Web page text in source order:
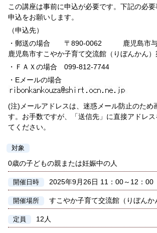
この講座は事前に申込が必要です。下記の必要
申込をお願いします。
（申込先）
・郵送の場合 〒890-0062 鹿児島市与
鹿児島市すこやか子育て交流館（りぼんかん）
・ＦＡＸの場合 099-812-7744
・Eメールの場合
(注)メールアドレスは、迷惑メール防止のため
す。お手数ですが、「送信先」に直接アドレ
てください。
対象
0歳の子どもの親または妊娠中の人
開催日時 2025年9月26日 11：00～12：00
開催場所 すこやか子育て交流館（りぼんか
定員 12人